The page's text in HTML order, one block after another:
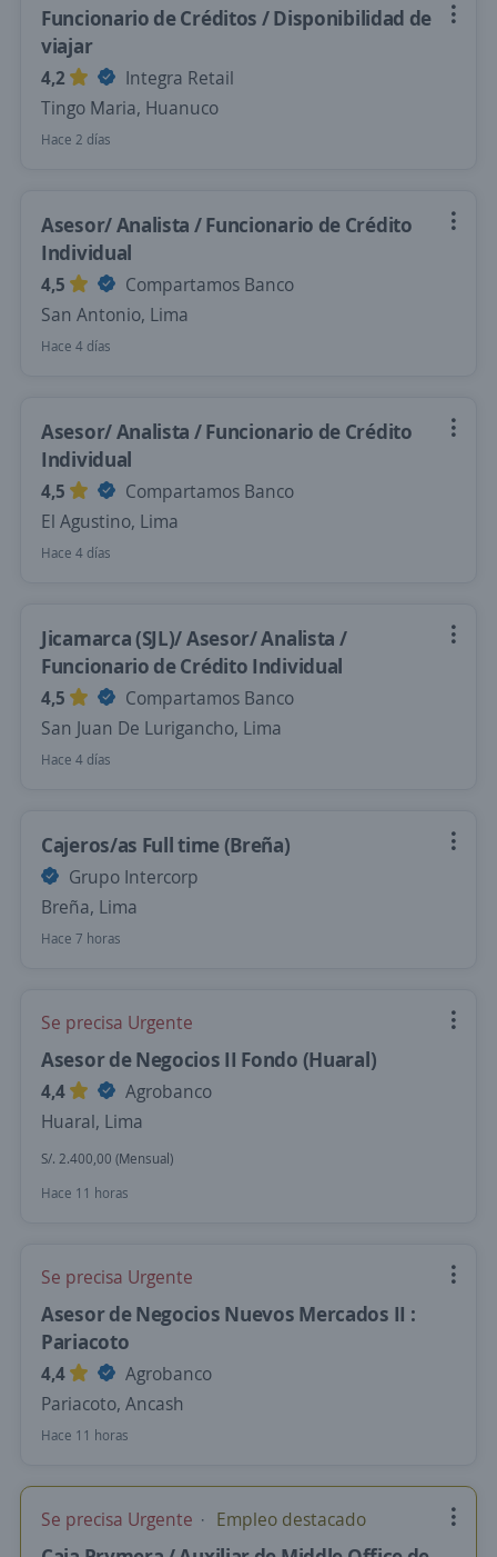
Funcionario de Créditos / Disponibilidad de
viajar
4,2
Integra Retail
Tingo Maria, Huanuco
Hace 2 días
Asesor/ Analista / Funcionario de Crédito
Individual
4,5
Compartamos Banco
San Antonio, Lima
Hace 4 días
Asesor/ Analista / Funcionario de Crédito
Individual
4,5
Compartamos Banco
El Agustino, Lima
Hace 4 días
Jicamarca (SJL)/ Asesor/ Analista /
Funcionario de Crédito Individual
4,5
Compartamos Banco
San Juan De Lurigancho, Lima
Hace 4 días
Cajeros/as Full time (Breña)
Grupo Intercorp
Breña, Lima
Hace 7 horas
Se precisa Urgente
Asesor de Negocios II Fondo (Huaral)
4,4
Agrobanco
Huaral, Lima
S/. 2.400,00 (Mensual)
Hace 11 horas
Se precisa Urgente
Asesor de Negocios Nuevos Mercados II :
Pariacoto
4,4
Agrobanco
Pariacoto, Ancash
Hace 11 horas
Se precisa Urgente Empleo destacado